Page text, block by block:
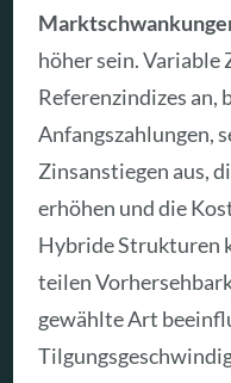
höher sein. Variable
Referenzindizes an,
Anfangszahlungen,
Zinsanstiegen aus,
erhöhen und die
Hybride Strukturen
teilen
gewählte Art